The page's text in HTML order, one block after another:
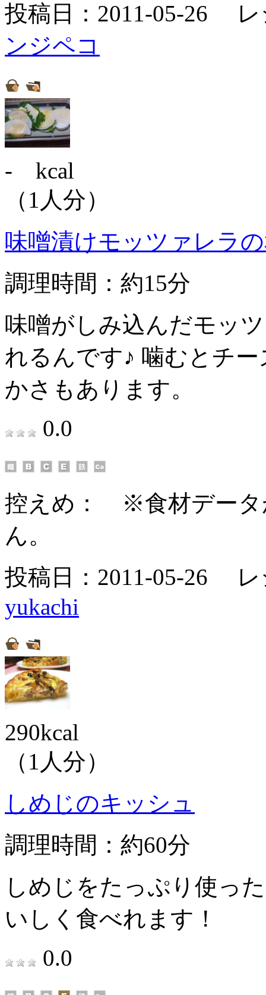
投稿日：2011-05-26
ンジペコ
- kcal
（1人分）
味噌漬けモッツァレラ
調理時間：約15分
味噌がしみ込んだモッ
れるんです♪ 噛むとチ
かさもあります。
0.0
控えめ：
※食材データ
ん。
投稿日：2011-05-26
yukachi
290kcal
（1人分）
しめじのキッシュ
調理時間：約60分
しめじをたっぷり使っ
いしく食べれます！
0.0